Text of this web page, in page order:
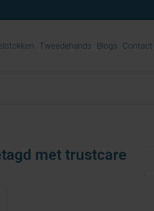
Tweedehands Blogs Contact
met trustcare